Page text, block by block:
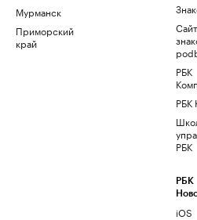
Мурманск
Приморский
край
Сайт
РБК
РБК
РБК
РБК
iOS